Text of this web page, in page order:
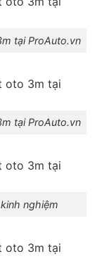
tại ProAuto.vn
tại ProAuto.vn
nghiệm